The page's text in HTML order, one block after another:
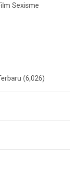
Sexisme
(6,026)